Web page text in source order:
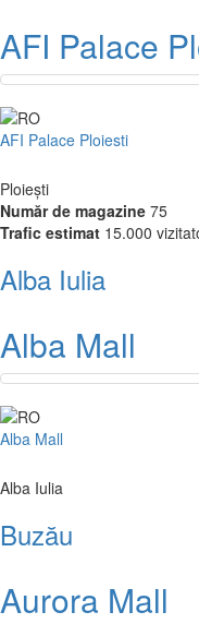
AFI Palace
AFI Palace Ploiesti
Ploiești
Număr de magazine 75
Trafic estimat 15.000
Alba Iulia
Alba Mall
Alba Mall
Alba Iulia
Buzău
Aurora Mall